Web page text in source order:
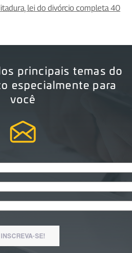
lei do divórcio completa 40
principais temas do
especialmente para
você
INSCREVA-SE!